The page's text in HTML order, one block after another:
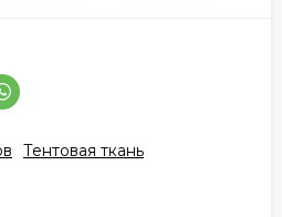
Тентовая ткань